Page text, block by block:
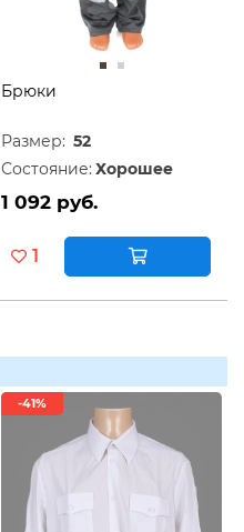
Брюки
Размер: 52
Состояние: Хорошее
1 092 руб.
1
-41%